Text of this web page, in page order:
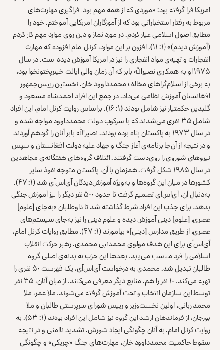
امریکا فرا گرفته بود: «موردی که از همه مهم بود، فراگیری مهارت‌های
مربوط به رفتار استخباراتی بود که از آموزگاران امریکایی آموختم. خود را
مطابق اصول اسلامی عیار کردم. در مورد نماز و دین روی موارد مهم کار کردم
(آموزش دیدم)» (۱: ۱۱). افزون بر این موارد، کرنل امام افزوده که مهارت
انفجارات و تهیه‌ی مواد انفجاری را نیز در امریکا آموزش دیده است. در سال
۱۹۷۵ او به همکاری نصیرالله بابر که آن زمان والی ایالت خیبرپختونخوا بود،
به برخی از اسلام‌گراهای مخالف محمدداوود خان، نخستین رییس‌جمهور
افغانستان آموزش نظامی می‌داد. در جمع این افراد احمدشاه مسعود و
گلبدین حکمتیار نیز شامل بودند (۱: ۱۶). براساس روایت کرنل امام، این افراد
شامل ۳۵ نفری می‌شدند که با سرکوب دولت محمدداوود مواجه شده و
در سال ۱۹۷۳ به پاکستان پناه برده بودند. نصیرالله بابر آنان را گردهم آوردند
و در نتیجه از آن‌جا برنامه‌ی آغاز جنگ و جهاد علیه دولت افغانستان و سپس
نیروهای شوروی را روی‌دست گرفتند. ائتلاف گروه‌های هفتگانه‌ی مجاهدین
در سال ۱۹۸۵ شکل گرفت. همزمان با آن، پاکستان متوجه نفوذ سایر
کشورها در میان این گروه‌ها و به‌ویژه آموزش‌دیدگان آی‌اس‌آی شد (۱: ۴۷).
به‌دنبال آن، آی‌اس‌آی تصمیم گرفت تا حدود ۵۰۰ نفر دیگر را نیز آموزش جنگی
بدهد. برای جذب این افراد شرط گذاشته شد تا داوطلبان «به‌جای [علوم]
عصری، [علوم] دینی آموزش دیده و علوم دینی را نیز به‌جای سیستم‌های
عصری، از طریق مدارس [دینی]» بیاموزند (۱: ۴۷). مطابق روایات کرنل امام،
آی‌اس‌آی برای این هدف مولوی محمدنبی محمدی، رهبر حرکت انقلاب
اسلامی را فرد مناسب می‌یابد. بعدها این حزب به بدنه‌ی اصلی گروه
طالبان تبدیل شد. محمدی به ‌درخواست آی‌اس‌آی، یک فهرست ۵۰ نفری را
تهیه می‌کند. ۱۰ نفر را هم، منابع دیگر معرفی می‌کنند. از میان آنان، ۳۵ نفر
توسط این سازمان انتخاب و تحت آموزش گرفته می‌شوند. ملا عمر، ملا
محمد ربانی، اولین نخست‌وزیر و رییس شورای سرپرستی طالبان و ملا
بورجان، از فرماندهان ارشد این گروه نیز شامل این افراد بودند (۱: ۵۳). به
روایت کرنل امام، به آنان چگونگی ایجاد شورش، تشدید ناامنی و در نتیجه
سقوط حاکمیت محمدداوود خان، مهارت‌های جنگ «چریکی» و چگونگی